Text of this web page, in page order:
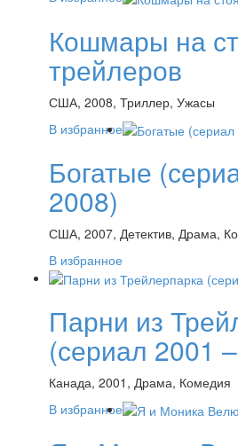
Кошмары на
трейлеров
США, 2008, Триллер, Ужасы
В избранное
Богатые
2008)
США, 2007, Детектив, Драма,
В избранное
Парни из
(сериал 2001
Канада, 2001, Драма, Комедия
В избранное